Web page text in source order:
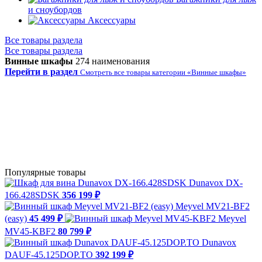
и сноубордов
Аксессуары
Все товары раздела
Все товары раздела
Винные шкафы 274 наименования
Перейти в раздел Смотреть все товары категории «Винные шкафы»
Популярные товары
Dunavox DX-
166.428SDSK 356 199 ₽
Meyvel MV21-BF2
(easy) 45 499 ₽
Meyvel
MV45-KBF2 80 799 ₽
Dunavox
DAUF-45.125DOP.TO 392 199 ₽